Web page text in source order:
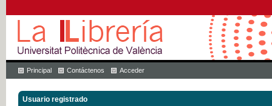
Principal Contáctenos Acceder
Usuario registrado